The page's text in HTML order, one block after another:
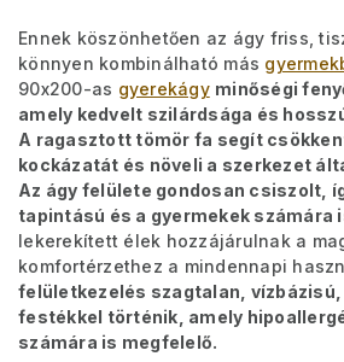
Ennek köszönhetően az ágy friss,
könnyen kombinálható más
90x200-as gyerekágy minőségi
amely kedvelt szilárdsága és
A ragasztott tömör fa segít
kockázatát és növeli a szerkezet
Az ágy felülete gondosan csiszolt,
tapintású és a gyermekek számára
lekerekített élek hozzájárulnak a
komfortérzethez a mindennapi
felületkezelés szagtalan,
festékkel történik, amely
számára is megfelelő.